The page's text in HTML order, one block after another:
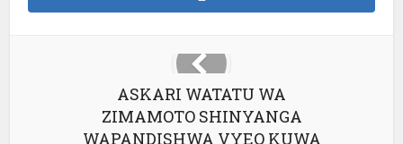
ASKARI WATATU WA
ZIMAMOTO SHINYANGA
WAPANDISHWA VYEO KUWA